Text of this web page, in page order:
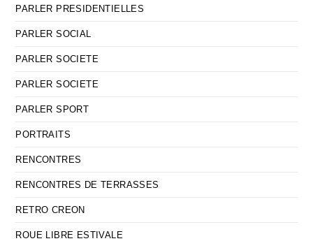
PARLER PRESIDENTIELLES
PARLER SOCIAL
PARLER SOCIETE
PARLER SOCIETE
PARLER SPORT
PORTRAITS
RENCONTRES
RENCONTRES DE TERRASSES
RETRO CREON
ROUE LIBRE ESTIVALE